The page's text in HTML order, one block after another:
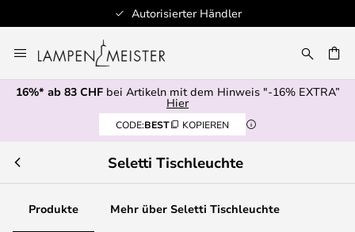
Inhalt
springen
16%* ab 83 CHFbei Artikeln mit dem Hinweis "-16% EXTRA”
Hier
CODE:BEST KOPIEREN
Seletti Tischleuchte
Produkte Mehr über Seletti Tischleuchte